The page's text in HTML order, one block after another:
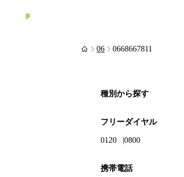
06 0668667811
種別から探す
フリーダイヤル
0120 0800
携帯電話